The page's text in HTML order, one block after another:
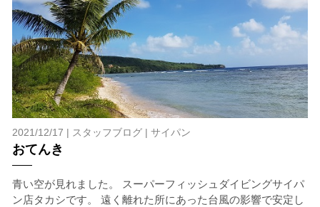
2021/12/17 | スタッフブログ| サイパン
おてんき
青い空が見れました。 スーパーフィッシュダイビングサイパ
ン店タカシです。 遠く離れた所にあった台風の影響で安定し